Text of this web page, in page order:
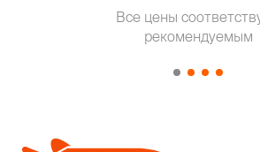
Все цены
рекомендуемым